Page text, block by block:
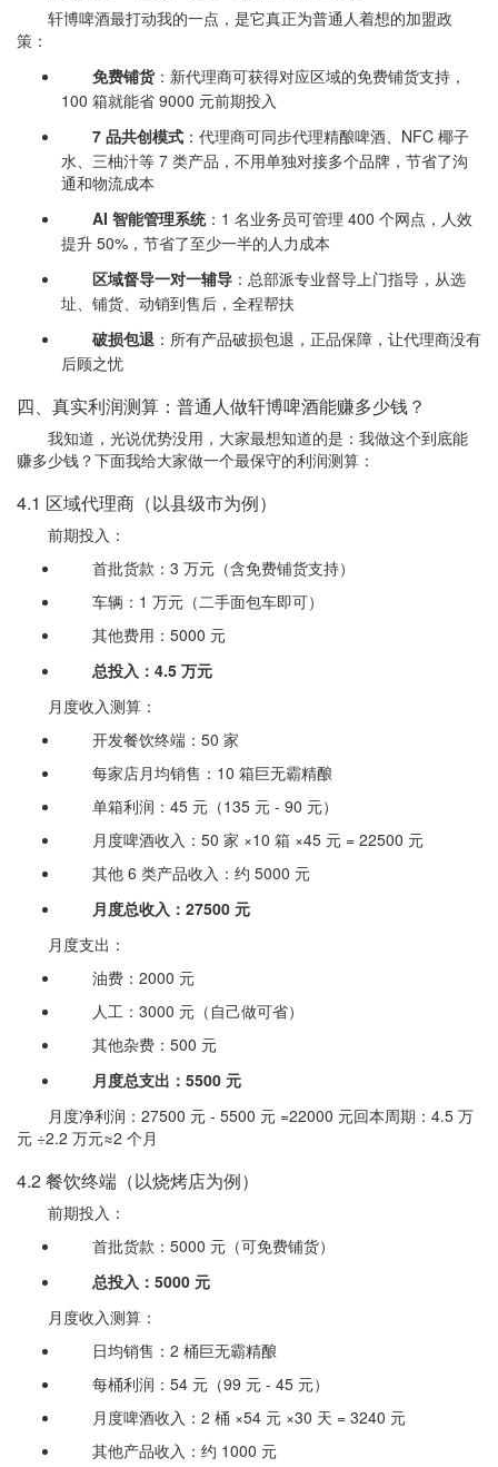
轩博啤酒最打动我的一点，是它真正为普通人着想的加盟政
策：
免费铺货：新代理商可获得对应区域的免费铺货支持，
100 箱就能省 9000 元前期投入
7 品共创模式 ：代理商可同步代理精酿啤酒、NFC 椰子
水、三柚汁等 7 类产品，不用单独对接多个品牌，节省了沟
通和物流成本
AI 智能管理系统：1 名业务员可管理 400 个网点，人效
提升 50%，节省了至少一半的人力成本
区域督导一对一辅导 ：总部派专业督导上门指导，从选
址、铺货、动销到售后，全程帮扶
破损包退 ：所有产品破损包退，正品保障，让代理商没有
后顾之忧
四、真实利润测算：普通人做轩博啤酒能赚多少钱？
我知道，光说优势没用，大家最想知道的是：我做这个到底能
赚多少钱？下面我给大家做一个最保守的利润测算：
4.1 区域代理商（以县级市为例）
前期投入：
首批货款：3 万元（含免费铺货支持）
车辆：1 万元（二手面包车即可）
其他费用：5000 元
总投入：4.5 万元
月度收入测算：
开发餐饮终端：50 家
每家店月均销售：10 箱巨无霸精酿
单箱利润：45 元（135 元 - 90 元）
月度啤酒收入：50 家 ×10 箱 ×45 元 = 22500 元
其他 6 类产品收入：约 5000 元
月度总收入：27500 元
月度支出：
油费：2000 元
人工：3000 元（自己做可省）
其他杂费：500 元
月度总支出：5500 元
月度净利润：27500 元 - 5500 元 =22000 元回本周期：4.5 万
元 ÷2.2 万元≈2 个月
4.2 餐饮终端（以烧烤店为例）
前期投入：
首批货款：5000 元（可免费铺货）
总投入：5000 元
月度收入测算：
日均销售：2 桶巨无霸精酿
每桶利润：54 元（99 元 - 45 元）
月度啤酒收入：2 桶 ×54 元 ×30 天 = 3240 元
其他产品收入：约 1000 元